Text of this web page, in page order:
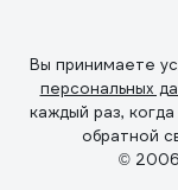
Вы принимаете
персональных
каждый раз,
обратной
©